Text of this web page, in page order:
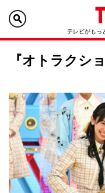
テレビがもっ
『オトラクショ